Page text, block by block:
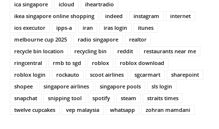
ica singapore icloud
iheartradio
ikea singapore online shopping
indeed instagram
internet
ios executor
ipps-a iran iras login
itunes
melbourne cup 2025
radio singapore
realtor
recycle bin location
recycling bin reddit
restaurants near me
ringcentral
rmb to sgd roblox
roblox download
roblox login
rockauto scoot airlines sgcarmart
sharepoint
shopee
singapore airlines singapore pools
sls login
snapchat
snipping tool spotify steam
straits times
twelve cupcakes
vep malaysia whatsapp zohran mamdani